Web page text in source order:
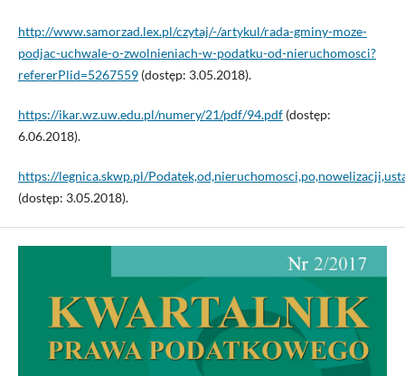
http://www.samorzad.lex.pl/czytaj/-/artykul/rada-gminy-moze-
podjac-uchwale-o-zwolnieniach-w-podatku-od-nieruchomosci?
refererPlid=5267559(dostęp: 3.05.2018).
https://ikar.wz.uw.edu.pl/numery/21/pdf/94.pdf(dostęp:
6.06.2018).
https://legnica.skwp.pl/
(dostęp: 3.05.2018).